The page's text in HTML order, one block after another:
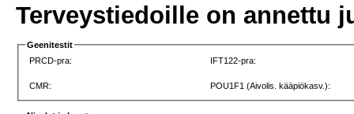
Terveystiedoille on annettu
Geenitestit
PRCD-pra:
IFT122-pra:
CMR: POU1F1 (Aivolis. kääpiökasv.):